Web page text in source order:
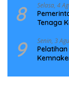
8 Selasa, 4
Tenaga
9 Senin, 3